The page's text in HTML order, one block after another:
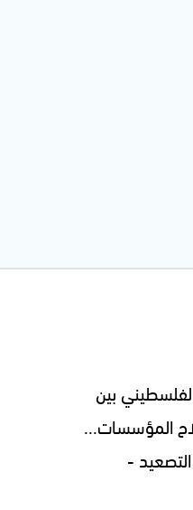
بين
المؤسسات...
-